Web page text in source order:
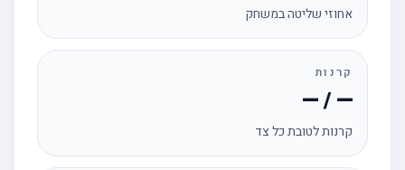
אחוזי שליטה במשחק
קרנות
— / —
קרנות לטובת כל צד